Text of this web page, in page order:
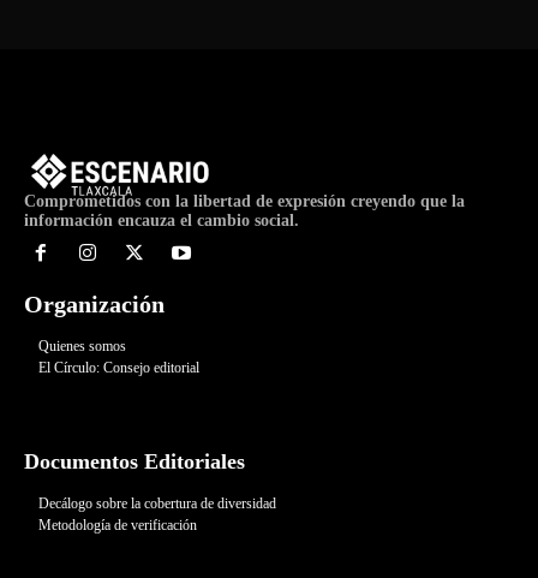
Comprometidos con la libertad de expresión creyendo que la
información encauza el cambio social.
Organización
Quienes somos
El Círculo: Consejo editorial
Documentos Editoriales
Decálogo sobre la cobertura de diversidad
Metodología de verificación